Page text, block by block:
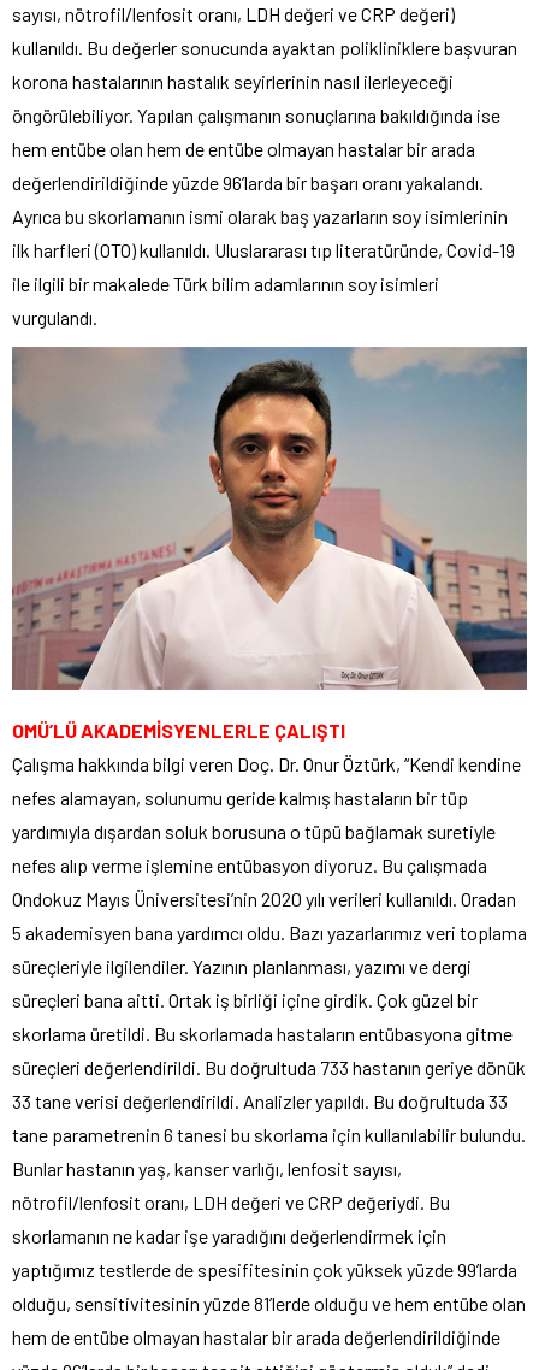
sayısı, nötrofil/lenfosit oranı, LDH değeri ve CRP değeri)
kullanıldı. Bu değerler sonucunda ayaktan polikliniklere başvuran
korona hastalarının hastalık seyirlerinin nasıl ilerleyeceği
öngörülebiliyor. Yapılan çalışmanın sonuçlarına bakıldığında ise
hem entübe olan hem de entübe olmayan hastalar bir arada
değerlendirildiğinde yüzde 96’larda bir başarı oranı yakalandı.
Ayrıca bu skorlamanın ismi olarak baş yazarların soy isimlerinin
ilk harfleri (OTO) kullanıldı. Uluslararası tıp literatüründe, Covid-19
ile ilgili bir makalede Türk bilim adamlarının soy isimleri
vurgulandı.
OMÜ’LÜ AKADEMİSYENLERLE ÇALIŞTI
Çalışma hakkında bilgi veren Doç. Dr. Onur Öztürk, “Kendi kendine
nefes alamayan, solunumu geride kalmış hastaların bir tüp
yardımıyla dışardan soluk borusuna o tüpü bağlamak suretiyle
nefes alıp verme işlemine entübasyon diyoruz. Bu çalışmada
Ondokuz Mayıs Üniversitesi’nin 2020 yılı verileri kullanıldı. Oradan
5 akademisyen bana yardımcı oldu. Bazı yazarlarımız veri toplama
süreçleriyle ilgilendiler. Yazının planlanması, yazımı ve dergi
süreçleri bana aitti. Ortak iş birliği içine girdik. Çok güzel bir
skorlama üretildi. Bu skorlamada hastaların entübasyona gitme
süreçleri değerlendirildi. Bu doğrultuda 733 hastanın geriye dönük
33 tane verisi değerlendirildi. Analizler yapıldı. Bu doğrultuda 33
tane parametrenin 6 tanesi bu skorlama için kullanılabilir bulundu.
Bunlar hastanın yaş, kanser varlığı, lenfosit sayısı,
nötrofil/lenfosit oranı, LDH değeri ve CRP değeriydi. Bu
skorlamanın ne kadar işe yaradığını değerlendirmek için
yaptığımız testlerde de spesifitesinin çok yüksek yüzde 99’larda
olduğu, sensitivitesinin yüzde 81’lerde olduğu ve hem entübe olan
hem de entübe olmayan hastalar bir arada değerlendirildiğinde